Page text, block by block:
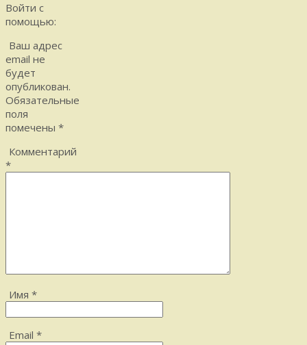
Войти с
помощью:
Ваш адрес
email не
будет
опубликован.
Обязательные
поля
помечены *
Комментарий
*
Имя *
Email *